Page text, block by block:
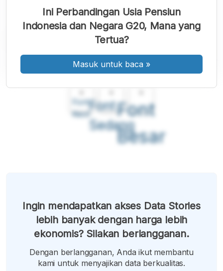
Font
Kecil
Font
Sedang
Font
Besar
Ini Perbandingan Usia Pensiun
Indonesia dan Negara G20, Mana yang
Tertua?
Masuk untuk baca »
Ingin mendapatkan akses Data Stories
lebih banyak dengan harga lebih
ekonomis? Silakan berlangganan.
Dengan berlangganan, Anda ikut membantu
kami untuk menyajikan data berkualitas.